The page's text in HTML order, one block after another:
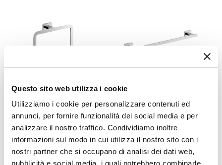
Questo sito web utilizza i cookie
Utilizziamo i cookie per personalizzare contenuti ed
annunci, per fornire funzionalità dei social media e per
analizzare il nostro traffico. Condividiamo inoltre
informazioni sul modo in cui utilizza il nostro sito con i
nostri partner che si occupano di analisi dei dati web,
pubblicità e social media, i quali potrebbero combinarle
CODICE:447132
Portasalviette a muro ad
anello in acciaio inox e
Gedy
CODICE:442113452
Portasalviette a muro 45
cm in acciaio inox e cromall